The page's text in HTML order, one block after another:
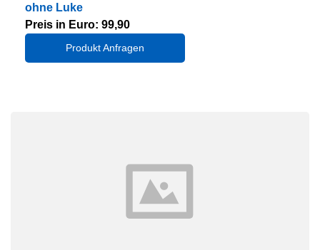
ohne Luke
Preis in Euro: 99,90
Produkt Anfragen